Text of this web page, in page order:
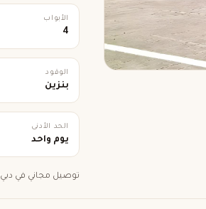
الأبواب
4
الوقود
بنزين
الحد الأدنى
يوم واحد
توصيل مجاني في دبي